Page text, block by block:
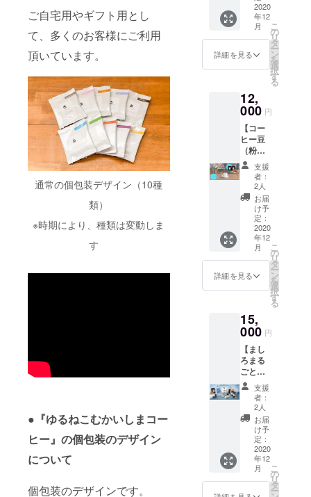
ご自宅用やギフト用とし
て、多くのお客様にご利用
頂いています。
通常の個包装デザイン（10種
類）
※時期により、種類は変動しま
す
●『ゆるねこむかいしまコー
ヒー』の個包装のデザイン
について
個包装のデザインです。
ス 加
「GRE
EN
MOVER
500ml
（紙
パッ
ク） 1
本 ④広
電カ
フェオ
レベー
ス 加
糖「東
山
1901
形」
500ml
（紙
パッ
ク） 1
コー
ヒー無
糖
1000ml
（紙
パッ
ク） 1
は、カ
フェイ
ンが
入った
コー
ヒーの
無糖の
ン品 ①
コー
ヒー豆
（粉）
200g×6
種類 オ
プショ
挽き方
をご選
択くだ
さい。
コー
ヒー6種
類につ
いて、
ご希望
があれ
ば、備
考欄に
ご記入
くださ
い。 ご
希望が
特に無
店おま
かせで
お届け
しま
す。 ご
希望例
・
ちょっ
と酸味
に寄っ
てる
コー
ヒー6種
・バラ
ンス取
れた
2020
年12
月
詳細を見る
こ
の
リ
タ
ー
ン
を
選
択
す
る
12,
000 円
【コー
ヒー豆
（粉）
おまか
せ定期
便コー
ス1⃣
100g×2
種×6カ
月】 ●
リター
ン品 ①
コー
ヒー豆
（粉）
100g×2
カ月 オ
プショ
ンで、
挽き方
をご選
択くだ
さい。
コー
ヒー2種
類につ
いて、
ご希望
があれ
ば備考
欄にご
記入く
支援
者：
2人
お届
け予
定：
2020
年12
月
詳細を見る
こ
の
リ
タ
ー
ン
を
選
択
す
る
15,
000 円
【まし
ろまる
ごと
コー
ス】 ●
リター
ン品 ①
コー
ヒー豆
（粉）
むかい
しまブ
レン
ド
支援
者：
2人
お届
け予
定：
2020
年12
月
こ
の
リ
タ
ー